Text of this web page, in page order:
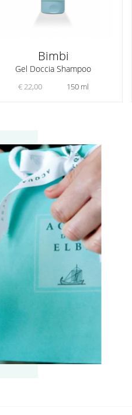
Bimbi
Gel Doccia Shampoo
€ 22,00 150 ml